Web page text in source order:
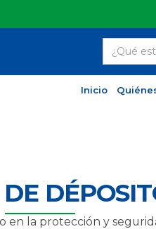
Inicio
en la protección y